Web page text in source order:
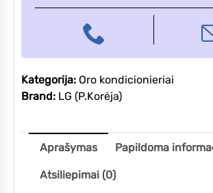
Kategorija: Oro kondicionieriai
Brand: LG (P.Korėja)
Aprašymas Papildoma
Atsiliepimai (0)